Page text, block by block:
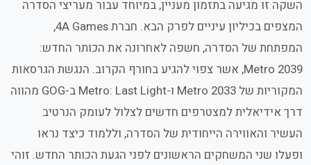
השקה זו מגיעה בתזמון מעניין, במיוחד עבור מעריצי הסדרה
המצפים בכיליון עיניים לפרק הבא. חברת4A Games
,
המפתחת של הסדרה, חשפה לאחרונה את הכותר החדש:
Metro 2039, אשר צפוי להגיע בחורף הקרוב. הנגשת הגרסאות
המקוריות של Metro 2033 ו-Metro: Last Light ב-GOG מהווה
דרך אידיאלית למצטרפים חדשים לצלול לעומק הנרטיב
העשיר והאווירה הייחודית של הסדרה, וללמוד כיצד נראו
ופעלו שני המשחקים הראשונים לפני הגעת הכותר החדש. זוהי